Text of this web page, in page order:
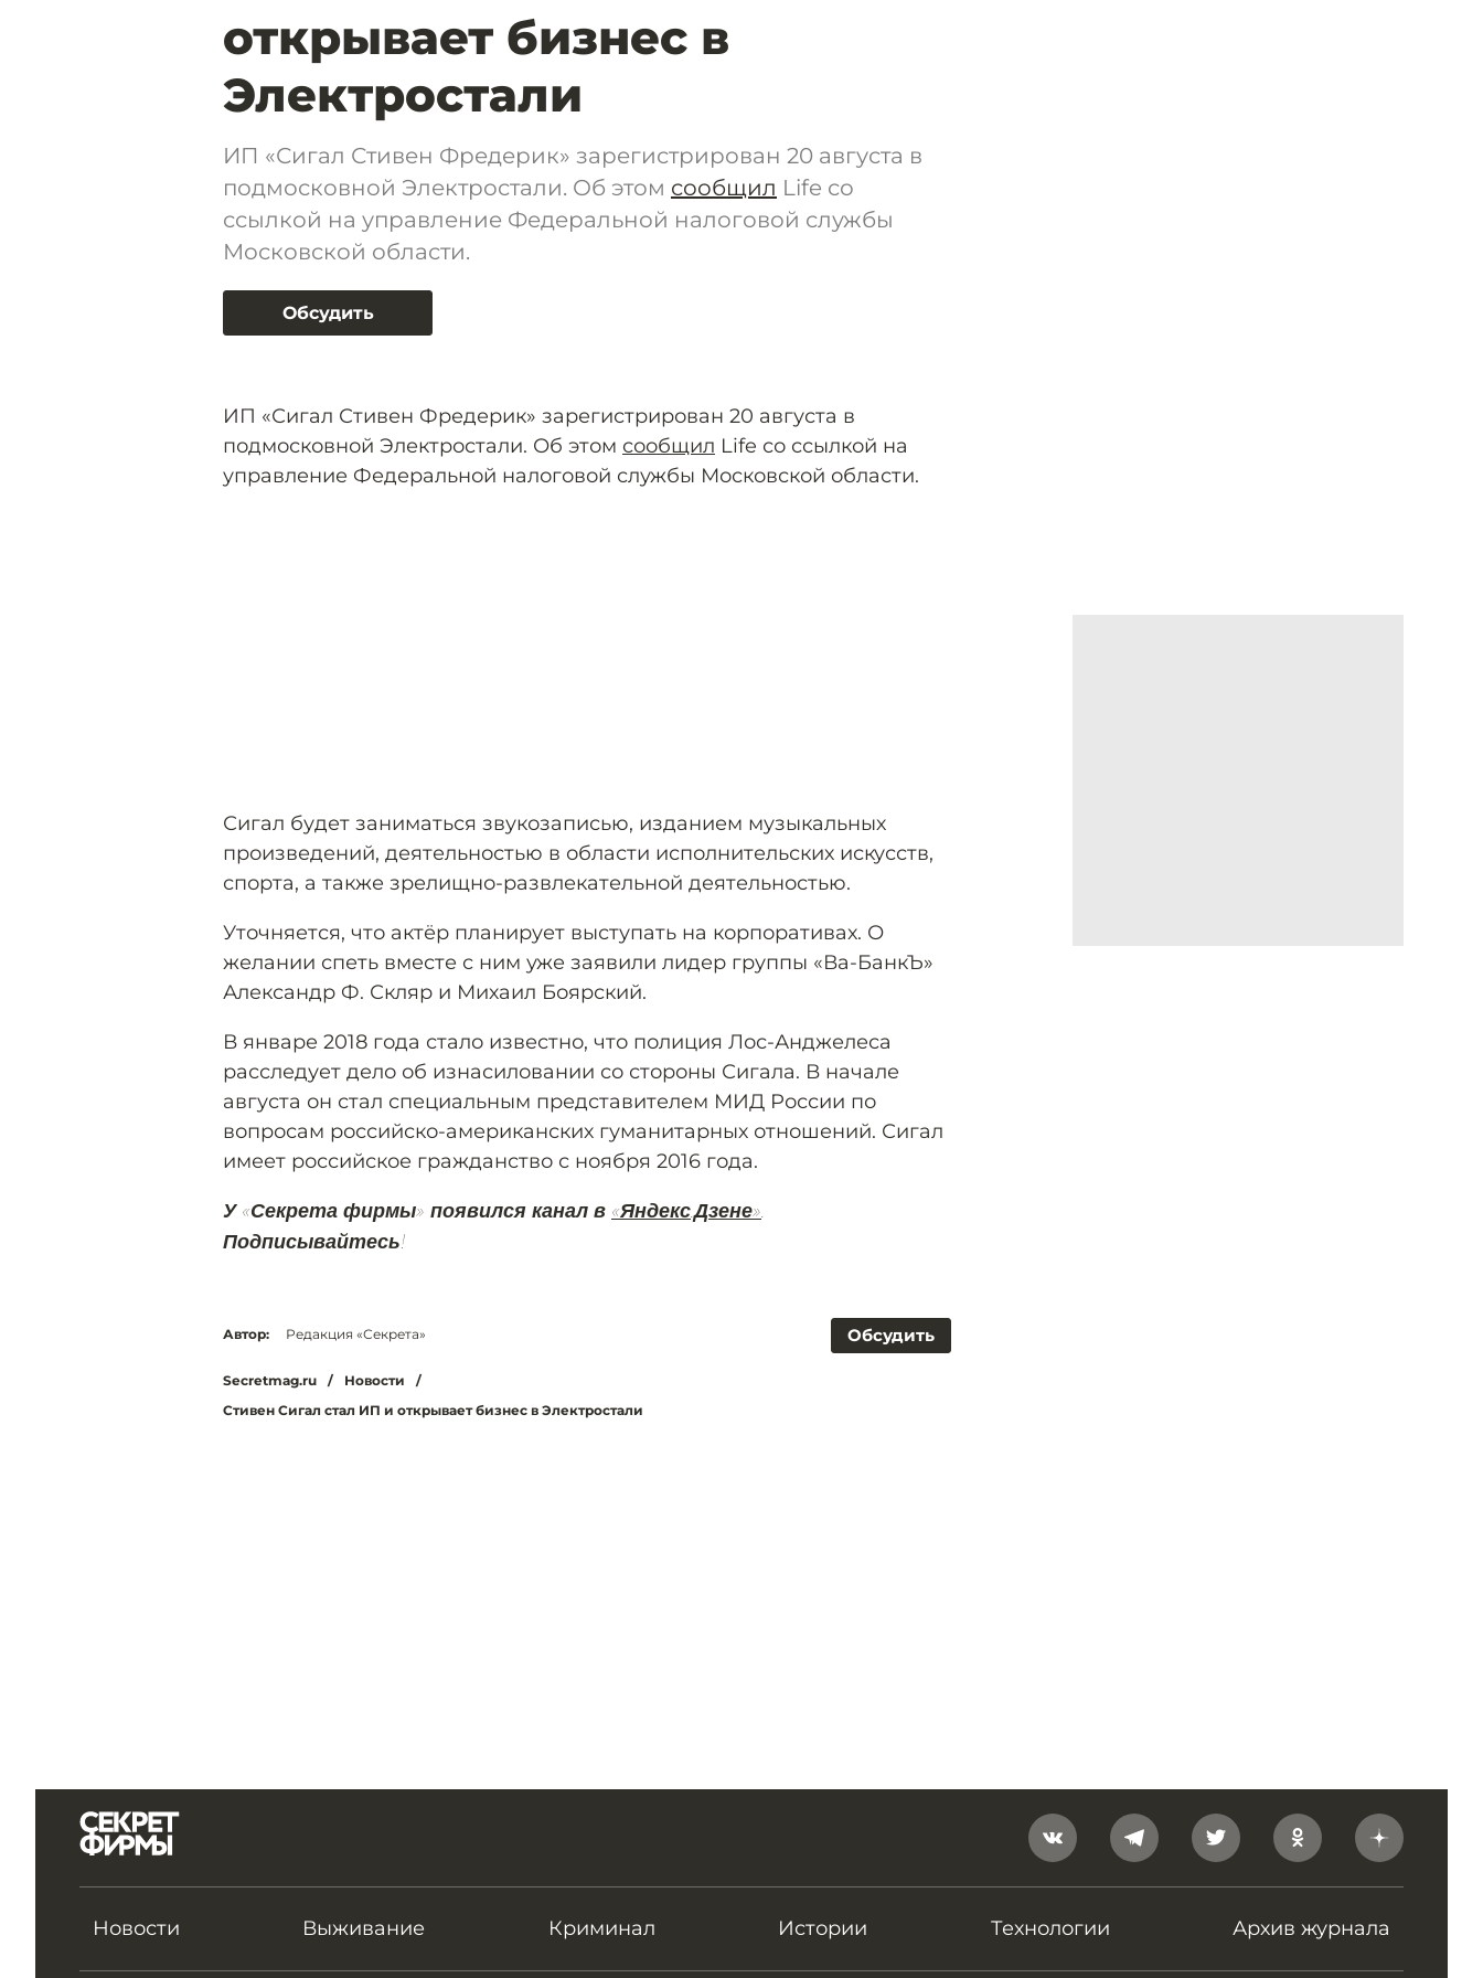
открывает бизнес в
Электростали
ИП «Сигал Стивен Фредерик» зарегистрирован 20 августа в
подмосковной Электростали. Об этом сообщил Life со
ссылкой на управление Федеральной налоговой службы
Московской области.
Обсудить
ИП «Сигал Стивен Фредерик» зарегистрирован 20 августа в
подмосковной Электростали. Об этом сообщил Life со ссылкой на
управление Федеральной налоговой службы Московской области.
Сигал будет заниматься звукозаписью, изданием музыкальных
произведений, деятельностью в области исполнительских искусств,
спорта, а также зрелищно-развлекательной деятельностью.
Уточняется, что актёр планирует выступать на корпоративах. О
желании спеть вместе с ним уже заявили лидер группы «Ва-БанкЪ»
Александр Ф. Скляр и Михаил Боярский.
В январе 2018 года стало известно, что полиция Лос-Анджелеса
расследует дело об изнасиловании со стороны Сигала. В начале
августа он стал специальным представителем МИД России по
вопросам российско-американских гуманитарных отношений. Сигал
имеет российское гражданство с ноября 2016 года.
У «Секрета фирмы» появился канал в «Яндекс.Дзене».
Подписывайтесь!
Обсудить
Автор: Редакция «Секрета»
Secretmag.ru / Новости
/
Стивен Сигал стал ИП и открывает бизнес в Электростали
Новости Выживание Криминал Истории Технологии Архив журнала